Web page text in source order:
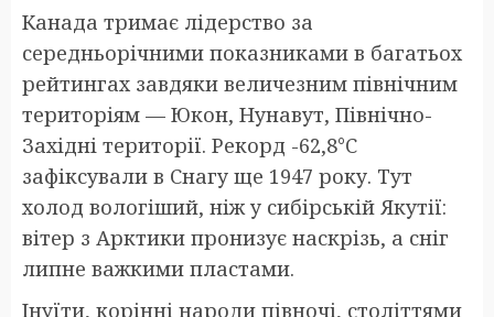
Канада тримає лідерство за
середньорічними показниками в багатьох
рейтингах завдяки величезним північним
територіям — Юкон, Нунавут, Північно-
Західні території. Рекорд -62,8°C
зафіксували в Снагу ще 1947 року. Тут
холод вологіший, ніж у сибірській Якутії:
вітер з Арктики пронизує наскрізь, а сніг
липне важкими пластами.
Інуїти, корінні народи півночі, століттями